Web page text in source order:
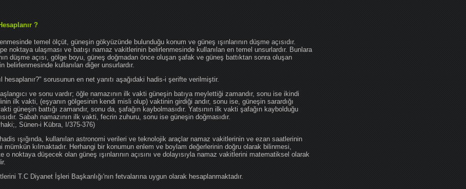
?
temel ölçüt, güneşin gökyüzünde bulunduğu konum ve güneş ışınlarının düşme açısıdır.
noktaya ulaşması ve batışı namaz vakitlerinin belirlenmesinde kullanılan en temel unsurlardır. Bunlara
düşme açısı, gölge boyu, güneş doğmadan önce oluşan şafak ve güneş battıktan sonra oluşan
belirlenmesinde kullanılan diğer unsurlardır.
hesaplanır?" sorusunun en net yanıtı aşağıdaki hadis-i şerifte verilmiştir.
ve sonu vardır; öğle namazının ilk vakti güneşin batıya meylettiği zamandır, sonu ise ikindi
ilk vakti, (eşyanın gölgesinin kendi misli olup) vaktinin girdiği andır, sonu ise, güneşin sarardığı
güneşin battığı zamandır, sonu da, şafağın kaybolmasıdır. Yatsının ilk vakti şafağın kaybolduğu
Sabah namazının ilk vakti, fecrin zuhuru, sonu ise güneşin doğmasıdır.
Sünen-i Kübra, I/375-376)
ışığında, kullanılan astronomi verileri ve teknolojik araçlar namaz vakitlerinin ve ezan saatlerinin
mümkün kılmaktadır. Herhangi bir konumun enlem ve boylam değerlerinin doğru olarak bilinmesi,
o noktaya düşecek olan güneş ışınlarının açısını ve dolayısıyla namaz vakitlerini matematiksel olarak
T.C Diyanet İşleri Başkanlığı'nın fetvalarına uygun olarak hesaplanmaktadır.